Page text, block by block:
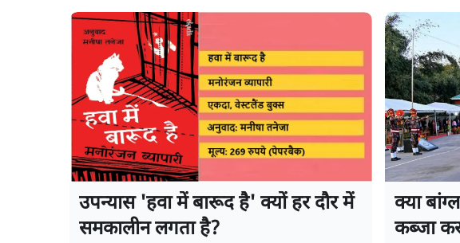
उपन्यास 'हवा में बारूद है' क्यों हर दौर में
समकालीन लगता है?
क्या
कब्जा